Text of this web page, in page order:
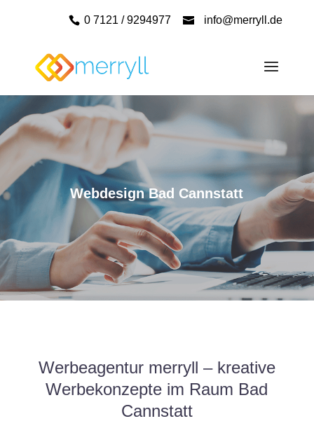
0 7121 / 9294977 info@merryll.de
Webdesign Bad Cannstatt
Werbeagentur merryll – kreative
Werbekonzepte im Raum Bad
Cannstatt